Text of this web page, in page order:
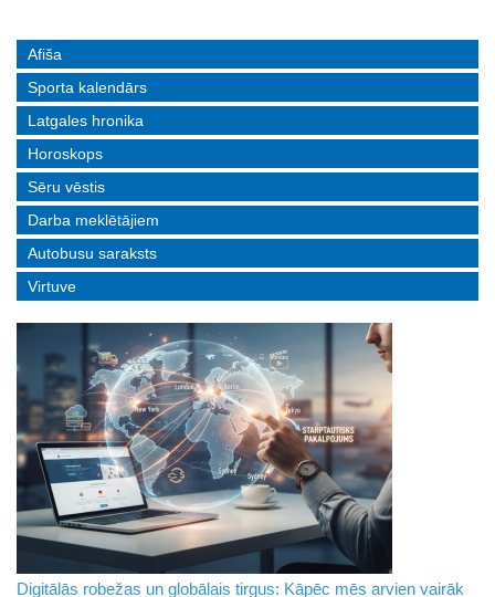
Afiša
Sporta kalendārs
Latgales hronika
Horoskops
Sēru vēstis
Darba meklētājiem
Autobusu saraksts
Virtuve
Digitālās robežas un globālais tirgus: Kāpēc mēs arvien vairāk